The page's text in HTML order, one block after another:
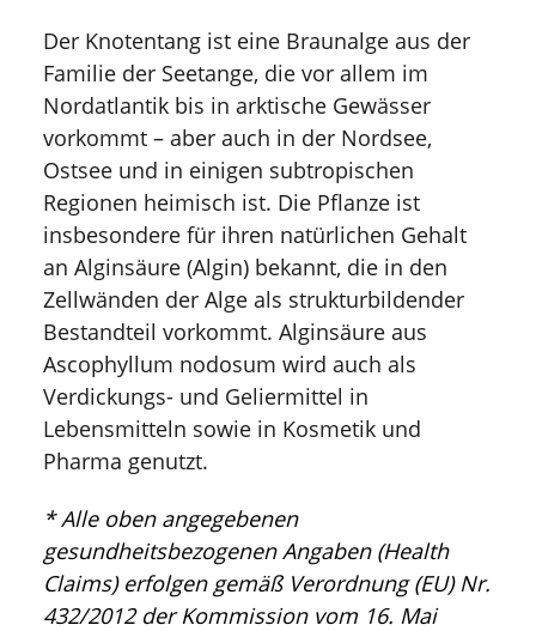
Der Knotentang ist eine Braunalge aus der
Familie der Seetange, die vor allem im
Nordatlantik bis in arktische Gewässer
vorkommt – aber auch in der Nordsee,
Ostsee und in einigen subtropischen
Regionen heimisch ist. Die Pflanze ist
insbesondere für ihren natürlichen Gehalt
an Alginsäure (Algin) bekannt, die in den
Zellwänden der Alge als strukturbildender
Bestandteil vorkommt. Alginsäure aus
Ascophyllum nodosum wird auch als
Verdickungs- und Geliermittel in
Lebensmitteln sowie in Kosmetik und
Pharma genutzt.
* Alle oben angegebenen
gesundheitsbezogenen Angaben (Health
Claims) erfolgen gemäß Verordnung (EU) Nr.
432/2012 der Kommission vom 16. Mai